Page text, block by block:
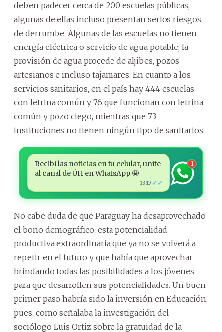
deben padecer cerca de 200 escuelas públicas,
algunas de ellas incluso presentan serios riesgos
de derrumbe. Algunas de las escuelas no tienen
energía eléctrica o servicio de agua potable; la
provisión de agua procede de aljibes, pozos
artesianos e incluso tajamares. En cuanto a los
servicios sanitarios, en el país hay 444 escuelas
con letrina común y 76 que funcionan con letrina
común y pozo ciego, mientras que 73
instituciones no tienen ningún tipo de sanitarios.
Recibí las noticias en tu celular, unite
al canal de ÚH en WhatsApp 🤩
13:17 ✓✓
1
No cabe duda de que Paraguay ha desaprovechado
el bono demográfico, esta potencialidad
productiva extraordinaria que ya no se volverá a
repetir en el futuro y que había que aprovechar
brindando todas las posibilidades a los jóvenes
para que desarrollen sus potencialidades. Un buen
primer paso habría sido la inversión en Educación,
pues, como señalaba la investigación del
sociólogo Luis Ortiz sobre la gratuidad de la